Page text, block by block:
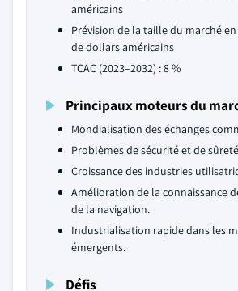
américains
Prévision de la taille du marché
de dollars américains
TCAC (2023–2032) : 8 %
Principaux moteurs du
Mondialisation des échanges
Problèmes de sécurité et de
Croissance des industries
Amélioration de la connaissance
de la navigation.
Industrialisation rapide dans les
émergents.
Défis